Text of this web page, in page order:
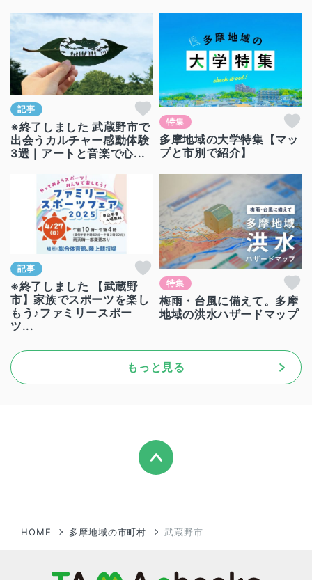
記事
※終了しました 武蔵野市で
出会うカルチャー感動体験
3選｜アートと音楽で心...
特集
多摩地域の大学特集【マッ
プと市別で紹介】
記事
※終了しました 【武蔵野
市】家族でスポーツを楽し
もう♪ファミリースポー
ツ...
特集
梅雨・台風に備えて。多摩
地域の洪水ハザードマップ
もっと見る
HOME 多摩地域の市町村 武蔵野市